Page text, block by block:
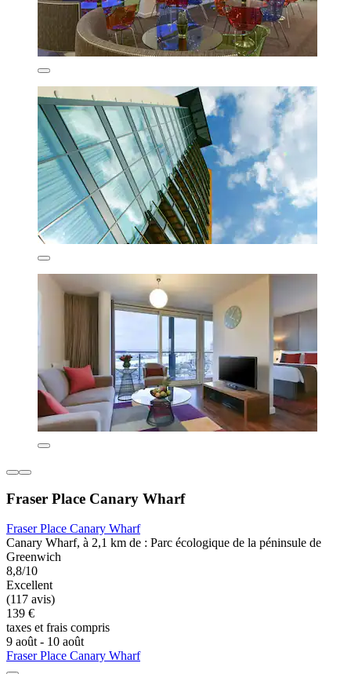
Fraser Place Canary Wharf
Fraser Place Canary Wharf
Canary Wharf, à 2,1 km de : Parc écologique de la péninsule de
Greenwich
8,8/10
Excellent
(117 avis)
139 €
taxes et frais compris
9 août - 10 août
Fraser Place Canary Wharf